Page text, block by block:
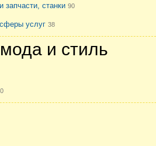
запчасти, станки 90
услуг 38
и стиль